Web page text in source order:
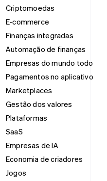
Criptomoedas
E-commerce
Finanças integradas
Automação de finanças
Empresas do mundo todo
Pagamentos no aplicativo
Marketplaces
Gestão dos valores
Plataformas
SaaS
Empresas de IA
Economia de criadores
Jogos